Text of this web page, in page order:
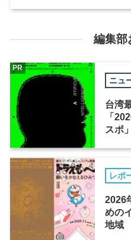
編集部
ニュ
台湾
「
スポ
PR
レポ
2026
めの
地域